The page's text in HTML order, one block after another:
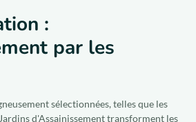
:
par les
sélectionnées, telles que les
Jardins d'Assainissementtransforment les